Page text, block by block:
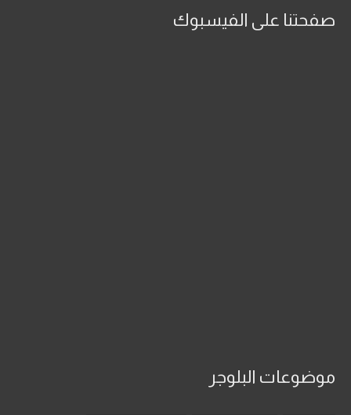
صفحتنا على الفيسبوك
موضوعات البلوجر